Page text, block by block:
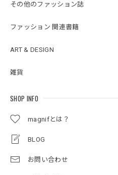
その他のファッション誌
ファッション 関連書籍
ART & DESIGN
雑貨
SHOP INFO
magnifとは？
BLOG
お問い合わせ